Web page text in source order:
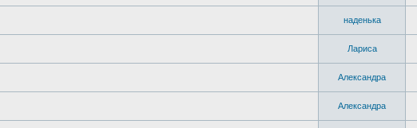
наденька
Лариса
Александра
Александра